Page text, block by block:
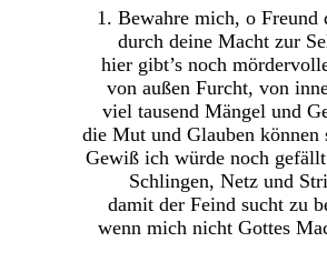
1. Bewahre mich, o Freund
durch deine Macht zur
hier gibt’s noch
von außen Furcht, von
viel tausend Mängel und
die Mut und Glauben können
Gewiß ich würde noch
Schlingen, Netz und
damit der Feind sucht zu
wenn mich nicht Gottes